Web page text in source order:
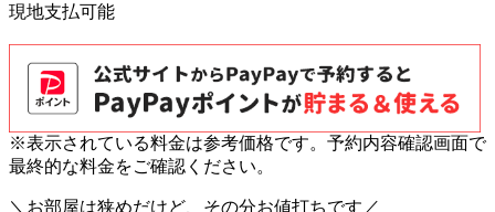
現地支払可能
※表示されている料金は参考価格です。予約内容確認画面で
最終的な料金をご確認ください。
＼お部屋は狭めだけど、その分お値打ちです／